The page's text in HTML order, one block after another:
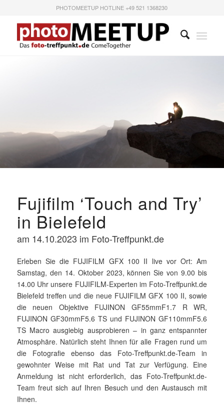
PHOTOMEETUP HOTLINE +49 521 1368230
Fujifilm ‘Touch and Try’
in Bielefeld
am 14.10.2023 im Foto-Treffpunkt.de
Erleben Sie die FUJIFILM GFX 100 II live vor Ort: Am
Samstag, den 14. Oktober 2023, können Sie von 9.00 bis
14.00 Uhr unsere FUJIFILM-Experten im Foto-Treffpunkt.de
Bielefeld treffen und die neue FUJIFILM GFX 100 II, sowie
die neuen Objektive FUJINON GF55mmF1.7 R WR,
FUJINON GF30mmF5.6 TS und FUJINON GF110mmF5.6
TS Macro ausgiebig ausprobieren – in ganz entspannter
Atmosphäre. Natürlich steht Ihnen für alle Fragen rund um
die Fotografie ebenso das Foto-Treffpunkt.de-Team in
gewohnter Weise mit Rat und Tat zur Verfügung. Eine
Anmeldung ist nicht erforderlich, das Foto-Treffpunkt.de-
Team freut sich auf Ihren Besuch und den Austausch mit
Ihnen.